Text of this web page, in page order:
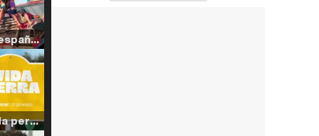
Tráiler en español de 'La isla olvidada'
Tráiler 'Vida perra' (2026)